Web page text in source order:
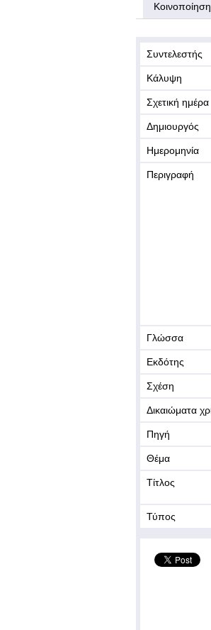
Κοινοποίηση
Συντελεστής
Κάλυψη
Σχετική ημέρα
Δημιουργός
Ημερομηνία
Περιγραφή
Γλώσσα
Εκδότης
Σχέση
Δικαιώματα
Πηγή
Θέμα
Τίτλος
Τύπος